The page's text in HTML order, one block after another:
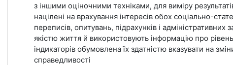
з іншими оціночними техніками, для виміру
націлені на врахування інтересів обох соціально-
переписів, опитувань, підрахунків і адміністративних
якістю життя й використовують інформацію про
індикаторів обумовлена їх здатністю вказувати на
справедливості